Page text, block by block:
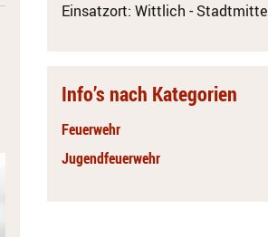
Einsatzort: Wittlich - Stadtmitte
Info’s nach Kategorien
Feuerwehr
Jugendfeuerwehr